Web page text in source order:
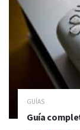
GUÍAS
Guía